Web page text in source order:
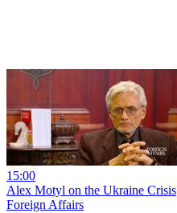
15:00
Alex Motyl on the Ukraine Crisis
Foreign Affairs